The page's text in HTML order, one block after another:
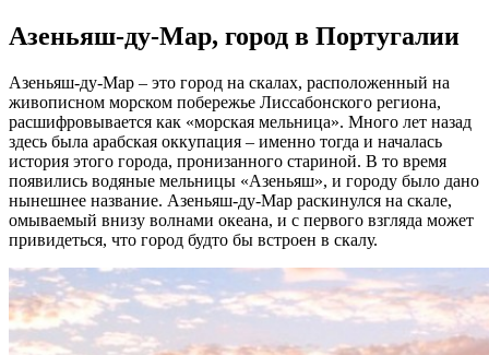
Азеньяш-ду-Мар, город в Португалии
Азеньяш-ду-Мар – это город на скалах, расположенный на
живописном морском побережье Лиссабонского региона,
расшифровывается как «морская мельница». Много лет назад
здесь была арабская оккупация – именно тогда и началась
история этого города, пронизанного стариной. В то время
появились водяные мельницы «Азеньяш», и городу было дано
нынешнее название. Азеньяш-ду-Мар раскинулся на скале,
омываемый внизу волнами океана, и с первого взгляда может
привидеться, что город будто бы встроен в скалу.